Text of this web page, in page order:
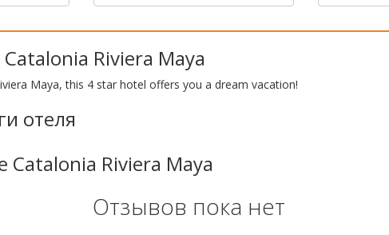
Riviera Maya
Maya, this 4 star hotel offers you a dream vacation!
отеля
Catalonia Riviera Maya
Отзывов пока нет